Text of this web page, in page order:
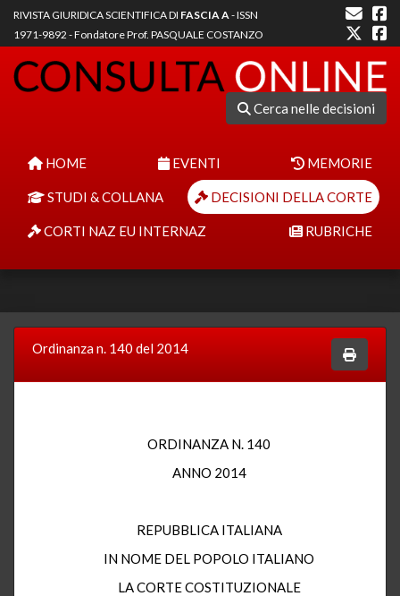
RIVISTA GIURIDICA SCIENTIFICA DI FASCIA A- ISSN
1971-9892 - Fondatore Prof. PASQUALE COSTANZO
Cerca nelle decisioni
HOME EVENTI MEMORIE
STUDI & COLLANA DECISIONI DELLA CORTE
CORTI NAZ EU INTERNAZ RUBRICHE
Ordinanza n. 140 del 2014
ORDINANZA N. 140
ANNO 2014
REPUBBLICA ITALIANA
IN NOME DEL POPOLO ITALIANO
LA CORTE COSTITUZIONALE